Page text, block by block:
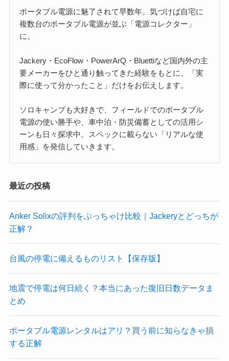
ポータブル電源に魅了されて早数年。気づけば自宅に
複数台のポータブル電源が並ぶ「電源コレクター」
に。
Jackery・EcoFlow・PowerArQ・Bluettiなど国内外の主
要メーカーをひと通り触ってきた経験をもとに、「実
際に使って分かったこと」だけをお伝えします。
ソロキャンプも大好きで、フィールドでのポータブル
電源の使い勝手や、車中泊・防災備蓄としての活用シ
ーンも日々探求中。スペックに載らない「リアルな使
用感」を発信していきます。
最近の投稿
Anker Solixの評判をぶっちゃけ比較｜Jackeryとどっちが
正解？
台風の停電に備えるものリスト【保存版】
地震で停電は何日続く？本当にあった復旧日数データま
とめ
ポータブル電源レンタルはアリ？買う前に知らなきゃ損
する正解